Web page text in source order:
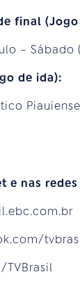
final
– Sábado
de ida):
e nas
TVBrasil